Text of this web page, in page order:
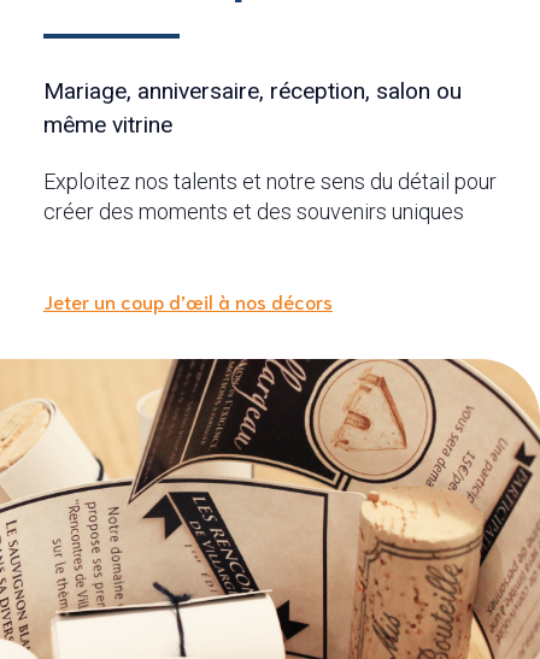
Mariage, anniversaire, réception, salon ou
même vitrine
Exploitez nos talents et notre sens du détail pour
créer des moments et des souvenirs uniques
Jeter un coup d’œil à nos décors